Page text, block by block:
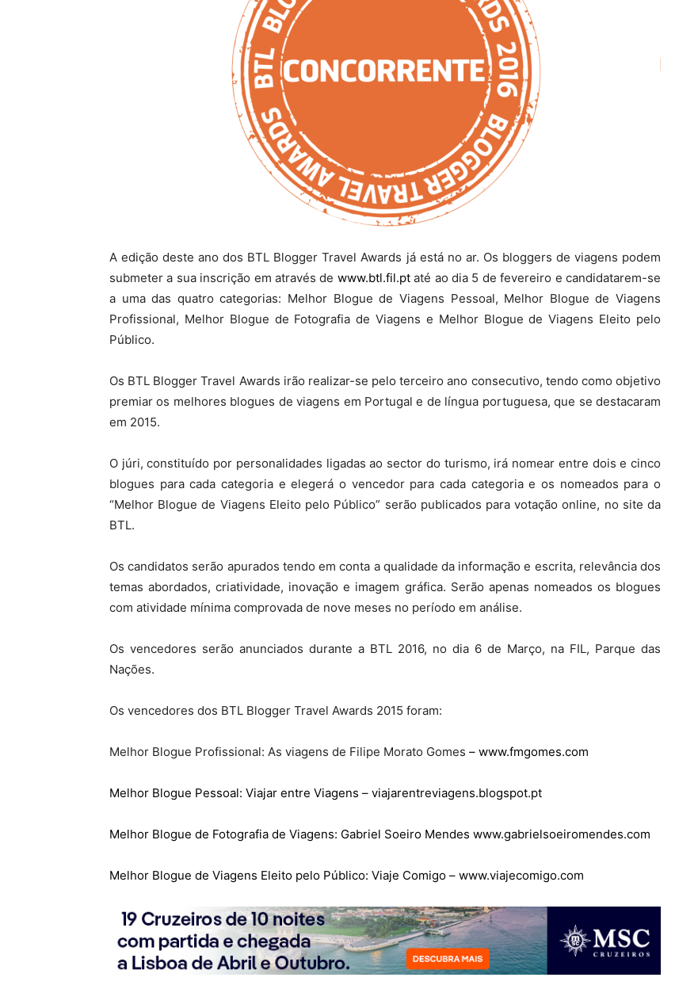
A edição deste ano dos BTL Blogger Travel Awards já está no ar. Os bloggers de viagens podem
submeter a sua inscrição em através de www.btl.fil.ptaté ao dia 5 de fevereiro e candidatarem-se
a uma das quatro categorias: Melhor Blogue de Viagens Pessoal, Melhor Blogue de Viagens
Profissional, Melhor Blogue de Fotografia de Viagens e Melhor Blogue de Viagens Eleito pelo
Público.
Os BTL Blogger Travel Awards irão realizar-se pelo terceiro ano consecutivo, tendo como objetivo
premiar os melhores blogues de viagens em Portugal e de língua portuguesa, que se destacaram
em 2015.
O júri, constituído por personalidades ligadas ao sector do turismo, irá nomear entre dois e cinco
blogues para cada categoria e elegerá o vencedor para cada categoria e os nomeados para o
“Melhor Blogue de Viagens Eleito pelo Público” serão publicados para votação online, no site da
BTL.
Os candidatos serão apurados tendo em conta a qualidade da informação e escrita, relevância dos
temas abordados, criatividade, inovação e imagem gráfica. Serão apenas nomeados os blogues
com atividade mínima comprovada de nove meses no período em análise.
Os vencedores serão anunciados durante a BTL 2016, no dia 6 de Março, na FIL, Parque das
Nações.
Os vencedores dos BTL Blogger Travel Awards 2015 foram:
Melhor Blogue Profissional: As viagens de Filipe Morato Gomes – www.fmgomes.com
Melhor Blogue Pessoal: Viajar entre Viagens – viajarentreviagens.blogspot.pt
Melhor Blogue de Fotografia de Viagens: Gabriel Soeiro Mendes www.gabrielsoeiromendes.com
Melhor Blogue de Viagens Eleito pelo Público: Viaje Comigo – www.viajecomigo.com